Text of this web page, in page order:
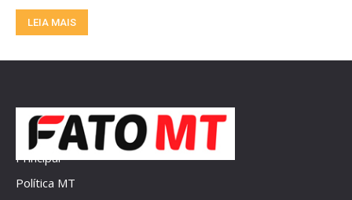
LEIA MAIS
Principal
Política MT